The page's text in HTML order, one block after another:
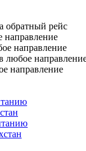
обратный рейс
направление
направление
любое
направление